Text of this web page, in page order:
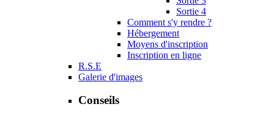
Sortie 4
Comment s'y rendre ?
Hébergement
Moyens d'inscription
Inscription en ligne
R.S.E
Galerie d'images
Conseils